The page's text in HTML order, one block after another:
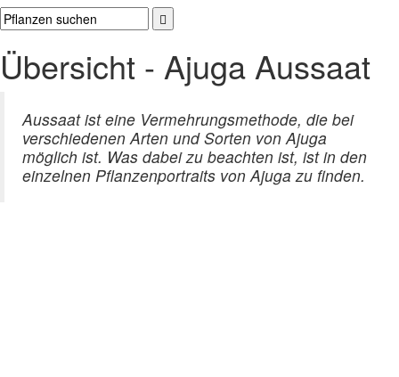
Übersicht - Ajuga Aussaat
Aussaat ist eine Vermehrungsmethode, die bei
verschiedenen Arten und Sorten von Ajuga
möglich ist. Was dabei zu beachten ist, ist in den
einzelnen Pflanzenportraits von Ajuga zu finden.